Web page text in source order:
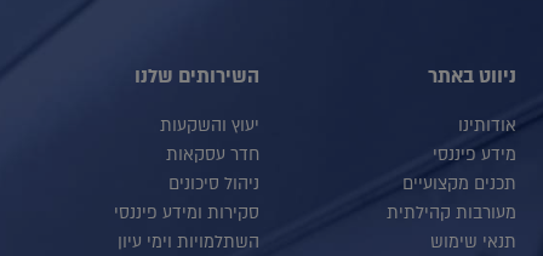
ניווט באתר
אודותינו
מידע פיננסי
תכנים מקצועיים
מעורבות קהילתית
תנאי שימוש
השירותים שלנו
יעוץ והשקעות
חדר עסקאות
ניהול סיכונים
סקירות ומידע פיננסי
השתלמויות וימי עיון